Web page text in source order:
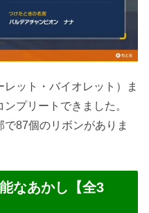
ット・バイオレット）ま
プリートできました。
87個のリボンがありま
なあかし【全3